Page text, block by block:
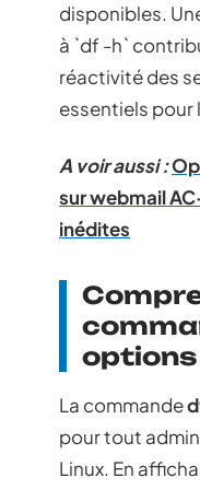
disponibles.
à `df -h`
réactivité des
essentiels pour
A voir aussi :
sur webmail
inédites
options
La commande
pour tout
Linux. En